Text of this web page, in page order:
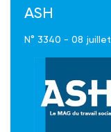
ASH
N° 3340 - 08 juillet